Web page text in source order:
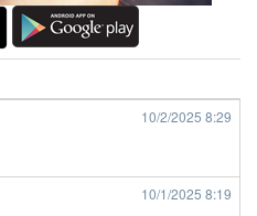
10/2/2025 8:29
10/1/2025 8:19